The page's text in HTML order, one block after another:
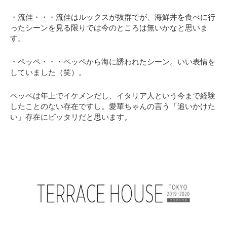
・流佳・・・流佳はルックスが抜群でが、海鮮丼を食べに行
ったシーンを見る限りでは今のところは無いかなと思いま
す。
・ペッペ・・・ペッペから海に誘われたシーン。いい表情を
していました（笑）。
ペッペは年上でイケメンだし、イタリア人という今まで経験
したことのない存在ですし。愛華ちゃんの言う「追いかけた
い」存在にピッタリだと思います。